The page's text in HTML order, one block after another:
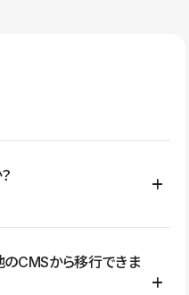
、LP、採用サイト、ブロ
・商品紹介サイト、ポートフ
CMSから移行できま